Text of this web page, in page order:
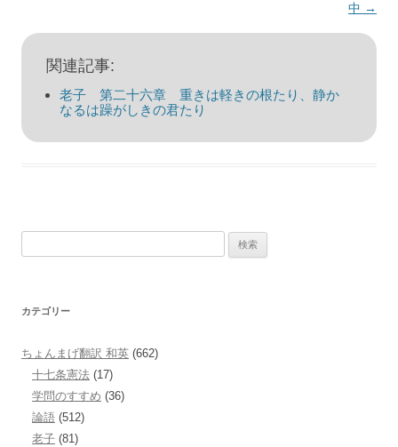
ナ
シ
中 →
関連記事:
老子 第二十六章 重きは軽きの根たり、静か
なるは躁がしきの君たり
カテゴリー
ちょんまげ翻訳 和英 (662)
十七条憲法 (17)
学問のすすめ (36)
論語 (512)
老子 (81)